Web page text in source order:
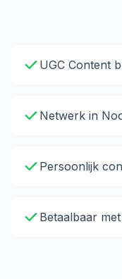
UGC Content
Netwerk in
Persoonlijk
Betaalbaar